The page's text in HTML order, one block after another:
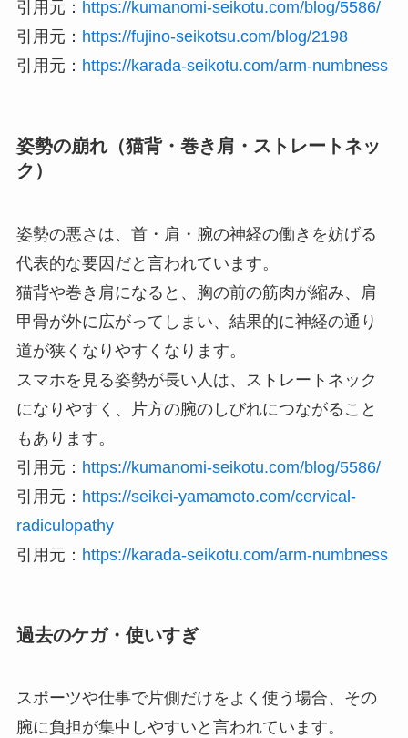
引用元： https://kumanomi-seikotu.com/blog/5586/
引用元： https://fujino-seikotsu.com/blog/2198
引用元： https://karada-seikotu.com/arm-numbness
姿勢の崩れ（猫背・巻き肩・ストレートネッ
ク）
姿勢の悪さは、首・肩・腕の神経の働きを妨げる
代表的な要因だと言われています。
猫背や巻き肩になると、胸の前の筋肉が縮み、肩
甲骨が外に広がってしまい、結果的に神経の通り
道が狭くなりやすくなります。
スマホを見る姿勢が長い人は、ストレートネック
になりやすく、片方の腕のしびれにつながること
もあります。
引用元： https://kumanomi-seikotu.com/blog/5586/
引用元： https://seikei-yamamoto.com/cervical-
radiculopathy
引用元： https://karada-seikotu.com/arm-numbness
過去のケガ・使いすぎ
スポーツや仕事で片側だけをよく使う場合、その
腕に負担が集中しやすいと言われています。